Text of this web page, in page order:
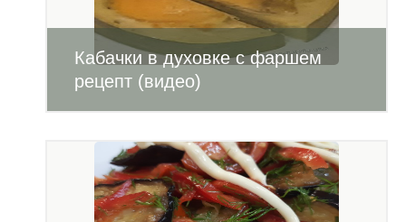
Кабачки в духовке с фаршем
рецепт (видео)